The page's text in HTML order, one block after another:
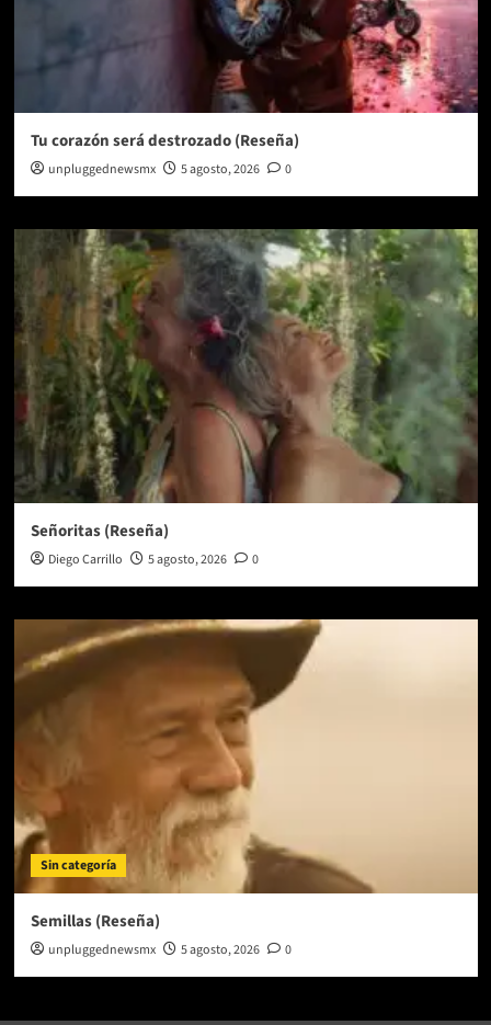
Tu corazón será destrozado (Reseña)
unpluggednewsmx 5 agosto, 2026 0
Señoritas (Reseña)
Diego Carrillo 5 agosto, 2026 0
Sin categoría
Semillas (Reseña)
unpluggednewsmx 5 agosto, 2026 0